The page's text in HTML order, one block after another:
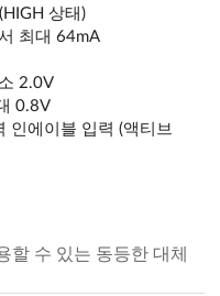
상태)
최대 64mA
2.0V
0.8V
인에이블 입력 (액티브
할 수 있는 동등한 대체